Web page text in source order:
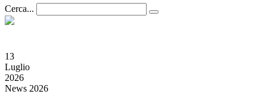
Cerca...
13
Luglio
2026
News 2026